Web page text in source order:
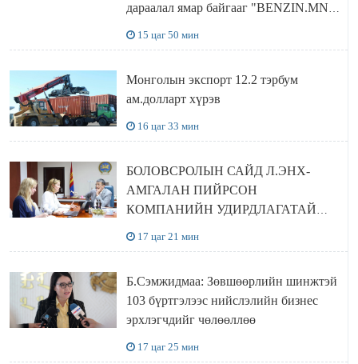
дараалал ямар байгааг "BENZIN.MN”
15 цаг 50 мин
Монголын экспорт 12.2 тэрбум
ам.долларт хүрэв
16 цаг 33 мин
БОЛОВСРОЛЫН САЙД Л.ЭНХ-
АМГАЛАН ПИЙРСОН
КОМПАНИЙН УДИРДЛАГАТАЙ
17 цаг 21 мин
Б.Сэмжидмаа: Зөвшөөрлийн шинжтэй
103 бүртгэлээс нийслэлийн бизнес
эрхлэгчдийг чөлөөллөө
17 цаг 25 мин